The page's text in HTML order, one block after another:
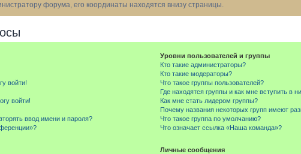
форума, его координаты находятся внизу страницы.
войти!
войти!
ввод имени и пароля?
Уровни пользователей и группы
Кто такие администраторы?
Кто такие модераторы?
Что такое группы пользователей?
Где находятся группы и как мне вступить в
Как мне стать лидером группы?
Почему названия некоторых групп имеют
Что такое группа по умолчанию?
Что означает ссылка «Наша команда»?
Личные сообщения